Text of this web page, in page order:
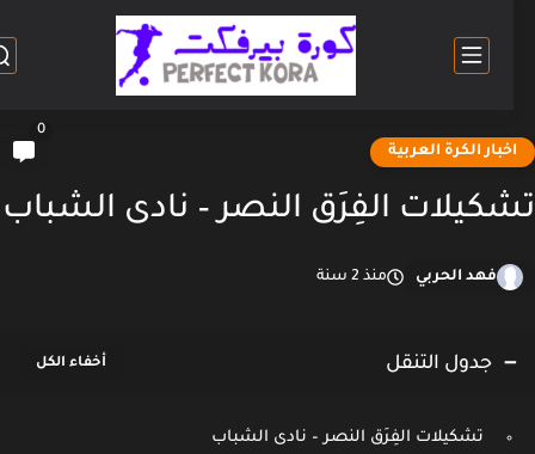
الكرة العربية
الفِرَق النصر – نادى الشباب
فهد الحربي منذ 2 سنة
جدول التنقل
تشكيلات الفِرَق النصر – نادى الشباب